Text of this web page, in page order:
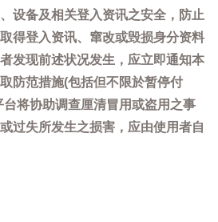
设备及相关登入资讯之安全，防止
得登入资讯、窜改或毁损身分资料
发现前述状况发生，应立即通知本
防范措施(包括但不限於暂停付
将协助调查厘清冒用或盗用之事
过失所发生之损害，应由使用者自